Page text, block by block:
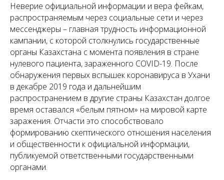
Неверие официальной информации и вера фейкам,
распространяемым через социальные сети и через
мессенджеры – главная трудность информационной
кампании, с которой столкнулись государственные
органы Казахстана с момента появления в стране
нулевого пациента, зараженного COVID-19. После
обнаружения первых вспышек коронавируса в Ухани
в декабре 2019 года и дальнейшим
распространением в другие страны Казахстан долгое
время оставался «белым пятном» на мировой карте
заражения. Отчасти это способствовало
формированию скептического отношения населения
и общественности к официальной информации,
публикуемой ответственными государственными
органами.